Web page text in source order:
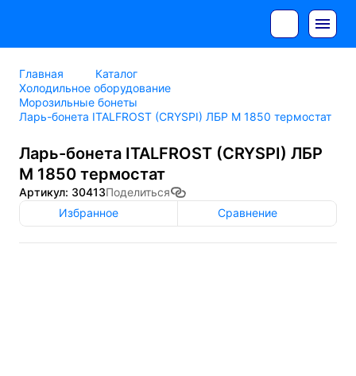
Главная
Каталог
Холодильное оборудование
Морозильные бонеты
Ларь-бонета ITALFROST (CRYSPI) ЛБР М 1850 термостат
Ларь-бонета ITALFROST (CRYSPI) ЛБР
М 1850 термостат
Артикул: 30413Поделиться
Избранное
Сравнение